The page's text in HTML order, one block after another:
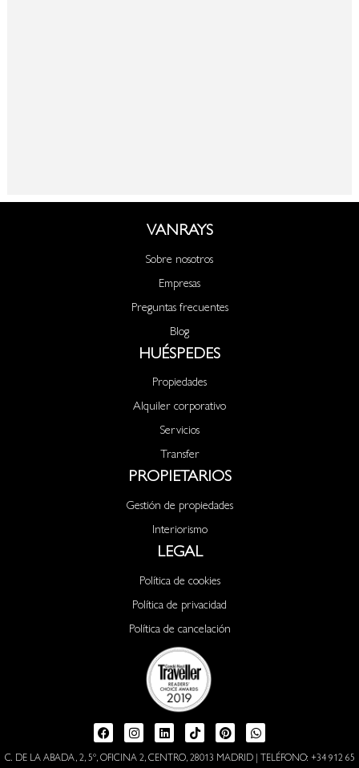
VANRAYS
Sobre nosotros
Empresas
Preguntas frecuentes
Blog
HUÉSPEDES
Propiedades
Alquiler corporativo
Servicios
Transfer
PROPIETARIOS
Gestión de propiedades
Interiorismo
LEGAL
Política de cookies
Política de privacidad
Política de cancelación
C. DE LA ABADA, 2, 5º, OFICINA 2, CENTRO, 28013 MADRID | TELÉFONO: +34 912 65